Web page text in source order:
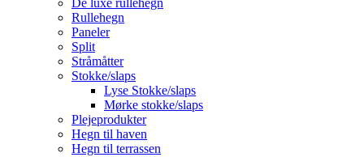
De luxe rullehegn
Rullehegn
Paneler
Split
Stråmåtter
Stokke/slaps
Lyse Stokke/slaps
Mørke stokke/slaps
Plejeprodukter
Hegn til haven
Hegn til terrassen